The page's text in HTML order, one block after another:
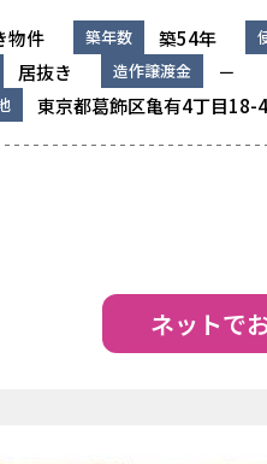
物件 築年数 築54年
居抜き 造作譲渡金 －
東京都葛飾区亀有4丁目18-4
ネットで